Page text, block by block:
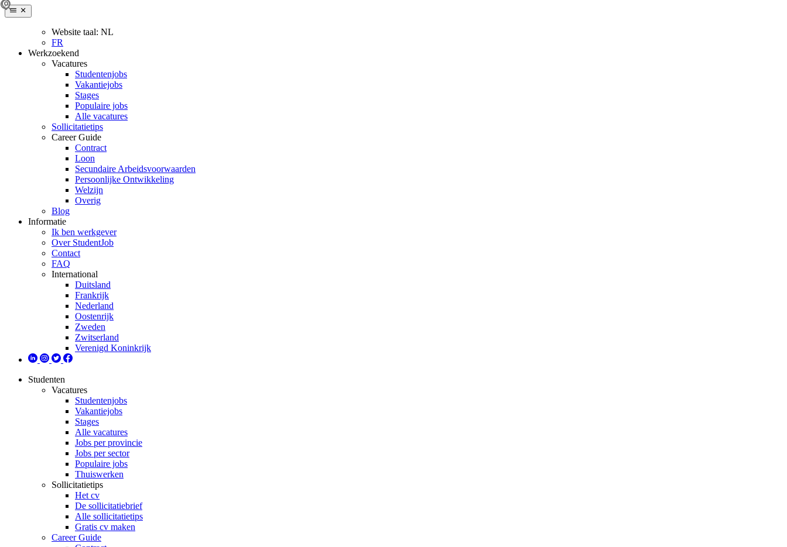
Website taal: NL
FR
Werkzoekend
Vacatures
Studentenjobs
Vakantiejobs
Stages
Populaire jobs
Alle vacatures
Sollicitatietips
Career Guide
Contract
Loon
Secundaire Arbeidsvoorwaarden
Persoonlijke Ontwikkeling
Welzijn
Overig
Blog
Informatie
Ik ben werkgever
Over StudentJob
Contact
FAQ
International
Duitsland
Frankrijk
Nederland
Oostenrijk
Zweden
Zwitserland
Verenigd Koninkrijk
Studenten
Vacatures
Studentenjobs
Vakantiejobs
Stages
Alle vacatures
Jobs per provincie
Jobs per sector
Populaire jobs
Thuiswerken
Sollicitatietips
Het cv
De sollicitatiebrief
Alle sollicitatietips
Gratis cv maken
Career Guide